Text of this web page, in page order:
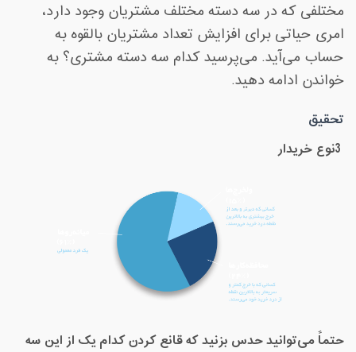
مختلفی که در سه دسته مختلف مشتریان وجود دارد،
امری حیاتی برای افزایش تعداد مشتریان بالقوه به
حساب می‌آید. می‌پرسید کدام سه دسته مشتری؟ به
خواندن ادامه دهید.
تحقیق
3نوع خریدار
حتماً می‌توانید حدس بزنید که قانع کردن کدام یک از این سه